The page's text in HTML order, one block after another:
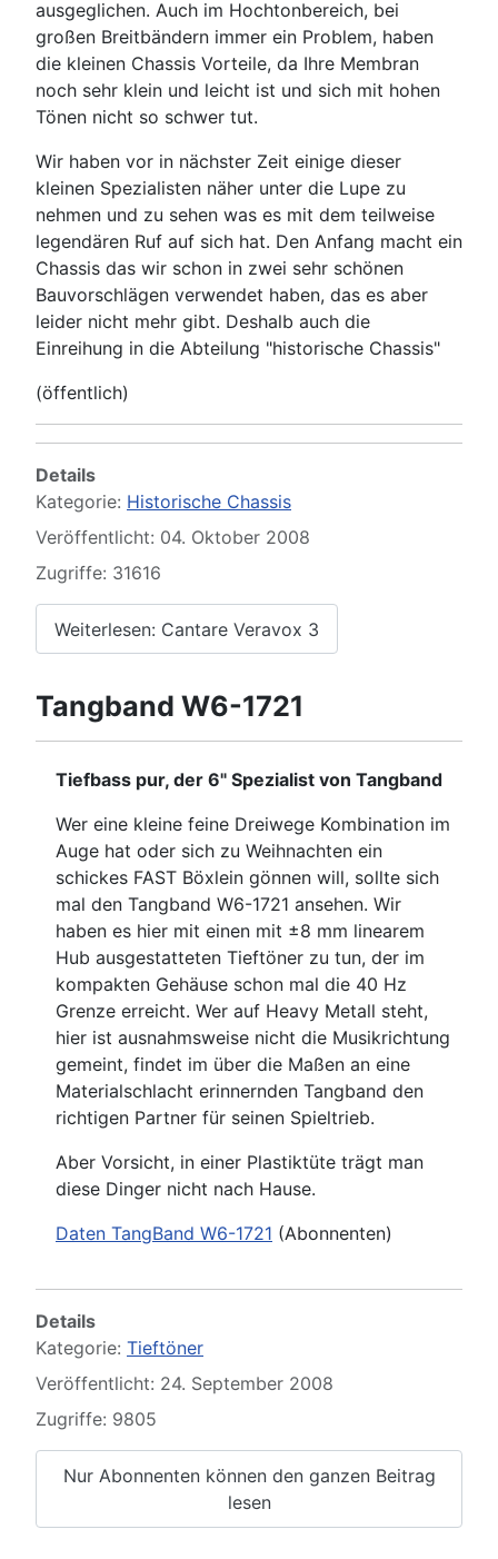
ausgeglichen. Auch im Hochtonbereich, bei
großen Breitbändern immer ein Problem, haben
die kleinen Chassis Vorteile, da Ihre Membran
noch sehr klein und leicht ist und sich mit hohen
Tönen nicht so schwer tut.
Wir haben vor in nächster Zeit einige dieser
kleinen Spezialisten näher unter die Lupe zu
nehmen und zu sehen was es mit dem teilweise
legendären Ruf auf sich hat. Den Anfang macht ein
Chassis das wir schon in zwei sehr schönen
Bauvorschlägen verwendet haben, das es aber
leider nicht mehr gibt. Deshalb auch die
Einreihung in die Abteilung "historische Chassis"
(öffentlich)
Details
Kategorie: Historische Chassis
Veröffentlicht: 04. Oktober 2008
Zugriffe: 31616
Weiterlesen: Cantare Veravox 3
Tangband W6-1721
Tiefbass pur, der 6" Spezialist von Tangband
Wer eine kleine feine Dreiwege Kombination im
Auge hat oder sich zu Weihnachten ein
schickes FAST Böxlein gönnen will, sollte sich
mal den Tangband W6-1721 ansehen. Wir
haben es hier mit einen mit ±8 mm linearem
Hub ausgestatteten Tieftöner zu tun, der im
kompakten Gehäuse schon mal die 40 Hz
Grenze erreicht. Wer auf Heavy Metall steht,
hier ist ausnahmsweise nicht die Musikrichtung
gemeint, findet im über die Maßen an eine
Materialschlacht erinnernden Tangband den
richtigen Partner für seinen Spieltrieb.
Aber Vorsicht, in einer Plastiktüte trägt man
diese Dinger nicht nach Hause.
Daten TangBand W6-1721 (Abonnenten)
Details
Kategorie: Tieftöner
Veröffentlicht: 24. September 2008
Zugriffe: 9805
Nur Abonnenten können den ganzen Beitrag
lesen